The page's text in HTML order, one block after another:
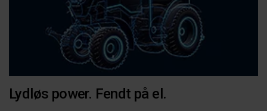
Lydløs power. Fendt på el.